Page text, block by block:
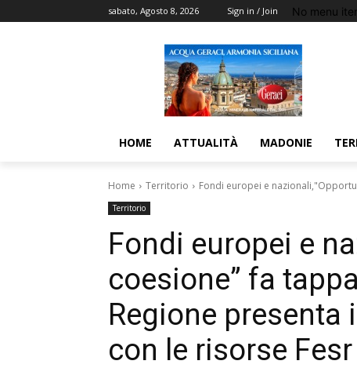
sabato, Agosto 8, 2026 Sign in / Join No menu
HOME ATTUALITÀ MADONIE
Home Territorio Fondi europei e
Territorio
Fondi europei e
coesione” fa
Regione
con le risorse